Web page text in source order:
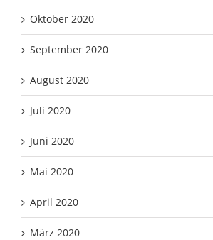
Oktober 2020
September 2020
August 2020
Juli 2020
Juni 2020
Mai 2020
April 2020
März 2020